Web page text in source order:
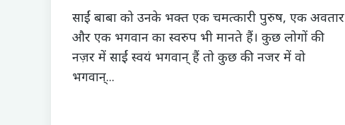
साईं बाबा को उनके भक्त एक चमत्कारी पुरुष, एक अवतार
और एक भगवान का स्वरुप भी मानते हैं। कुछ लोगों की
नज़र में साईं स्वयं भगवान् हैं तो कुछ की नजर में वो
भगवान्...